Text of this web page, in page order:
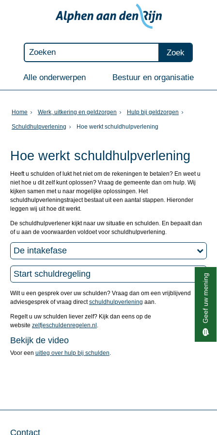
Zoek
Alle onderwerpen Bestuur en organisatie
Home Werk, uitkering en geldzorgen Hulp bij geldzorgen
Schuldhulpverlening Hoe werkt schuldhulpverlening
Hoe werkt schuldhulpverlening
Heeft u schulden of lukt het niet om de rekeningen te betalen? En weet u
niet hoe u dit zelf kunt oplossen? Vraag de gemeente dan om hulp. Wij
kijken samen met u naar mogelijke oplossingen. Het
schuldhulpverleningstraject bestaat uit een aantal stappen. Hieronder
leggen wij uit hoe dit werkt.
De schuldhulpverlener kijkt naar uw situatie en schulden. En bepaalt dan
of u aan de voorwaarden voldoet voor schuldhulpverlening.
De intakefase
Start schuldregeling
Wilt u een gesprek over uw schulden? Vraag dan om een vrijblijvend
adviesgesprek of vraag directschuldhulpverlening aan.
Regelt u uw schulden liever zelf? Kijk dan eens op de
website zelfjeschuldenregelen.nl .
Bekijk de video
Voor een uitleg over hulp bij schulden.
Contact
Geef uw mening